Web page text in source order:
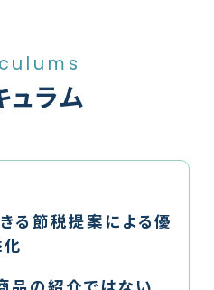
ュラム
る節税提案による優